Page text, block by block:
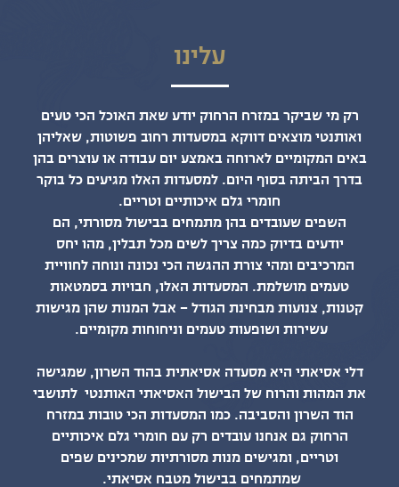
עלינו
רק מי שביקר במזרח הרחוק יודע שאת האוכל הכי טעים
ואותנטי מוצאים דווקא במסעדות רחוב פשוטות, שאליהן
באים המקומיים לארוחה באמצע יום עבודה או עוצרים בהן
בדרך הביתה בסוף היום. למסעדות האלו מגיעים כל בוקר
חומרי גלם איכותיים וטריים.
השפים שעובדים בהן מתמחים בבישול מסורתי, הם
יודעים בדיוק כמה צריך לשים מכל תבלין, מהו יחס
המרכיבים ומהי צורת ההגשה הכי נכונה ונוחה לחוויית
טעמים מושלמת. המסעדות האלו, חבויות בסמטאות
קטנות, צנועות מבחינת הגודל – אבל המנות שהן מגישות
עשירות ושופעות טעמים וניחוחות מקומיים.
דלי אסיאתי היא מסעדה אסיאתית בהוד השרון, שמגישה
את המהות והרוח של הבישול האסיאתי האותנטי לתושבי
הוד השרון והסביבה. כמו המסעדות הכי טובות במזרח
הרחוק גם אנחנו עובדים רק עם חומרי גלם איכותיים
וטריים, ומגישים מנות מסורתיות שמכינים שפים
שמתמחים בבישול מטבח אסיאתי.